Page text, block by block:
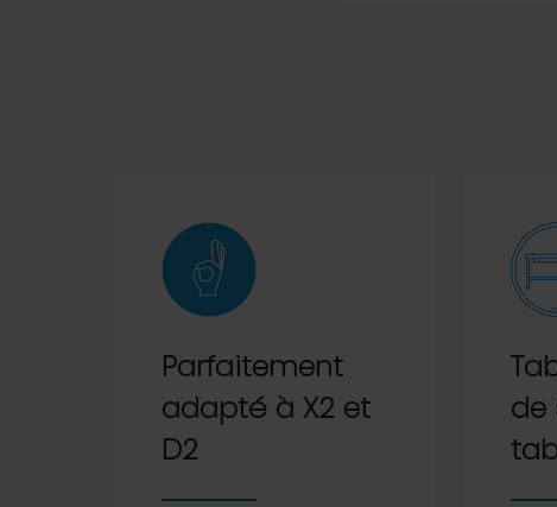
Parfaitement
adapté à X2 et
D2
de